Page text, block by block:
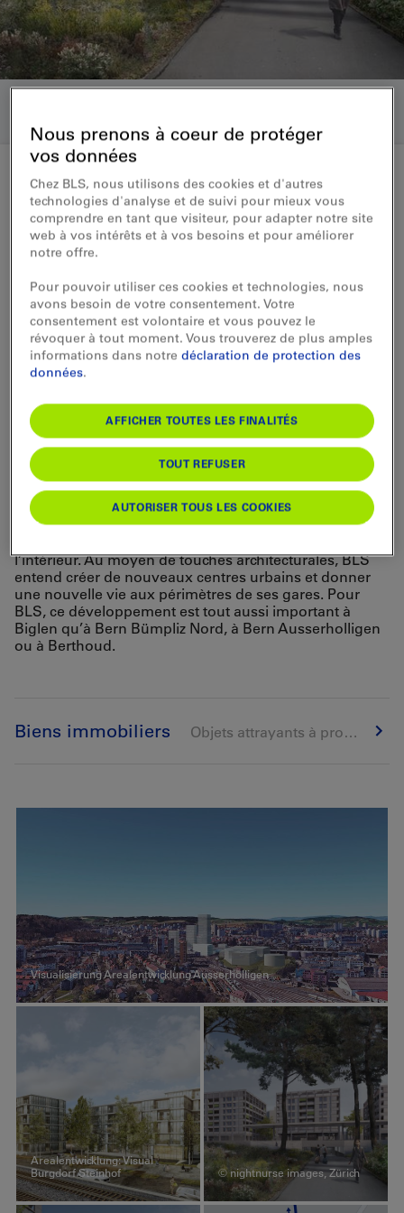
Nos thèmes
Nos projets immobiliers
En tant que prestataire de services de
transport, BLS s’engage pour un
développement urbain pertinent du point
de vue de l’aménagement du territoire. En
collaboration avec les communes et les
propriétaires fonciers, elle construit des
locaux commerciaux et des logements sur
des sites bien desservis.
BLS développe ses terrains qui ont perdu leur utilité
pour l’exploitation ferroviaire. Grâce à ses projets
immobiliers, elle souhaite aménager de nouveaux
espaces pour la population et les commerces,
l’intérieur. Au moyen de touches architecturales, BLS
entend créer de nouveaux centres urbains et donner
une nouvelle vie aux périmètres de ses gares. Pour
BLS, ce développement est tout aussi important à
Biglen qu’à Bern Bümpliz Nord, à Bern Ausserholligen
ou à Berthoud.
Biens immobiliers Objets attrayants à proximité des gares
Visualisierung Arealentwicklung Ausserholligen
Arealentwicklung: Visual
Burgdorf Steinhof
© nightnurse images, Zürich
Nous prenons à coeur de protéger
vos données
Chez BLS, nous utilisons des cookies et d'autres
technologies d'analyse et de suivi pour mieux vous
comprendre en tant que visiteur, pour adapter notre site
web à vos intérêts et à vos besoins et pour améliorer
notre offre.
Pour pouvoir utiliser ces cookies et technologies, nous
avons besoin de votre consentement. Votre
consentement est volontaire et vous pouvez le
révoquer à tout moment. Vous trouverez de plus amples
informations dans notredéclaration de protection des
données.
AFFICHER TOUTES LES FINALITÉS
TOUT REFUSER
AUTORISER TOUS LES COOKIES